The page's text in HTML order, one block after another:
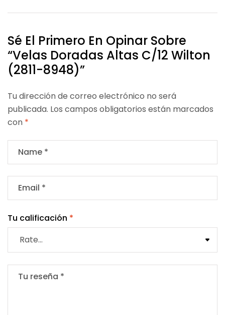
Sé El Primero En Opinar Sobre
“Velas Doradas Altas C/12 Wilton
(2811-8948)”
Tu dirección de correo electrónico no será
publicada. Los campos obligatorios están marcados
con *
Tu calificación *